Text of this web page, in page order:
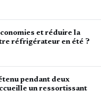
et réduire la
réfrigérateur en été ?
pendant deux
un ressortissant